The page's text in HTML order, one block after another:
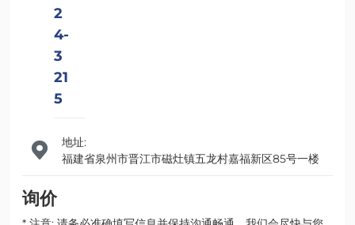
2
4-
3
21
5
地址:
福建省泉州市晋江市磁灶镇五龙村嘉福新区85号一楼
询价